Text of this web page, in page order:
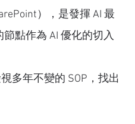
），是發揮 AI 最
點作為 AI 優化的切入
多年不變的 SOP，找出